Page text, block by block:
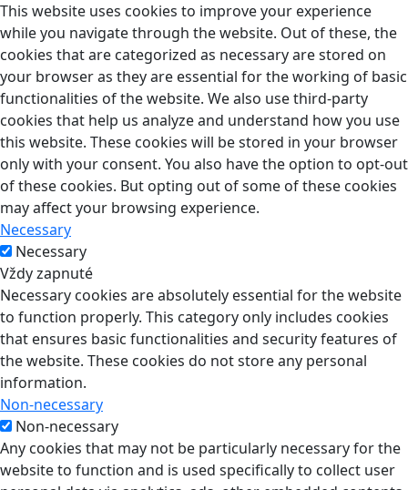
This website uses cookies to improve your experience
while you navigate through the website. Out of these, the
cookies that are categorized as necessary are stored on
your browser as they are essential for the working of basic
functionalities of the website. We also use third-party
cookies that help us analyze and understand how you use
this website. These cookies will be stored in your browser
only with your consent. You also have the option to opt-out
of these cookies. But opting out of some of these cookies
may affect your browsing experience.
Necessary
Necessary
Vždy zapnuté
Necessary cookies are absolutely essential for the website
to function properly. This category only includes cookies
that ensures basic functionalities and security features of
the website. These cookies do not store any personal
information.
Non-necessary
Non-necessary
Any cookies that may not be particularly necessary for the
website to function and is used specifically to collect user